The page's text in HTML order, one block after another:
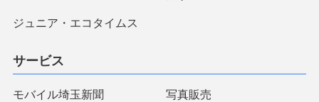
ジュニア・エコタイムス
サービス
モバイル埼玉新聞 写真販売